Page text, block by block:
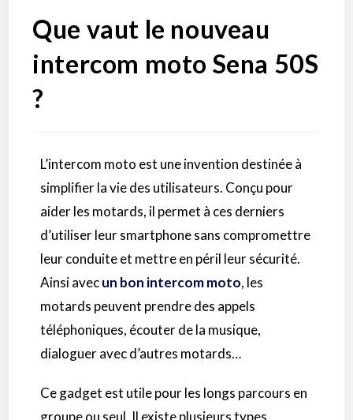
Que vaut le nouveau
intercom moto Sena 50S
?
L’intercom moto est une invention destinée à
simplifier la vie des utilisateurs. Conçu pour
aider les motards, il permet à ces derniers
d’utiliser leur smartphone sans compromettre
leur conduite et mettre en péril leur sécurité.
Ainsi avecun bon intercommoto, les
motards peuvent prendre des appels
téléphoniques, écouter de la musique,
dialoguer avec d’autres motards…
Ce gadget est utile pour les longs parcours en
groupe ou seul. Il existe plusieurs types